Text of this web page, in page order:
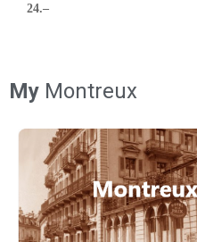
24.–
My Montreux